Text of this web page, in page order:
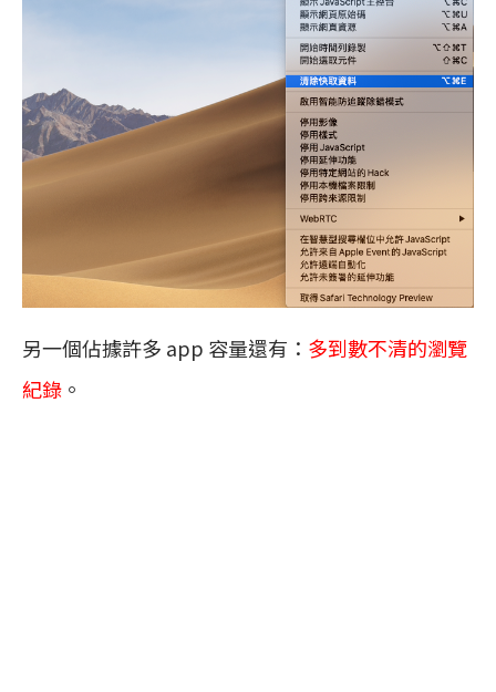
另一個佔據許多 app 容量還有： 多到數不清的瀏覽
紀錄 。